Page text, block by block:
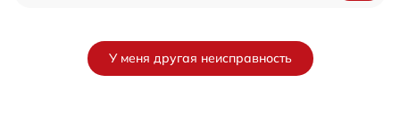
У меня другая неисправность